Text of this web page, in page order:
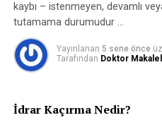
Sünnetin zamanlaması için
bulunmaktadır. Bilimsel
idrar yolu enfeksiyonu
gösterilmiştir. Ancak ilk bir
mesanesinde sorunu olan
kaybı – istenmeyen, devamlı
tutamama durumudur …
Yayınlanan 5 sene önce
Tarafından Doktor
İdrar Kaçırma Nedir?